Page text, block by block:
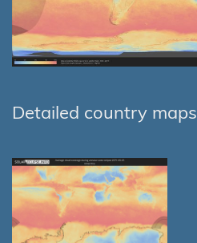
Detailed country maps